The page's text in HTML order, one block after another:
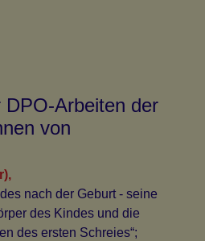
DPO-Arbeiten der
von
nach der Geburt - seine
des Kindes und die
des ersten Schreies“;